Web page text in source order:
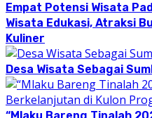
Empat Potensi Wisata
Wisata Edukasi, Atraksi
Kuliner
Desa Wisata Sebagai